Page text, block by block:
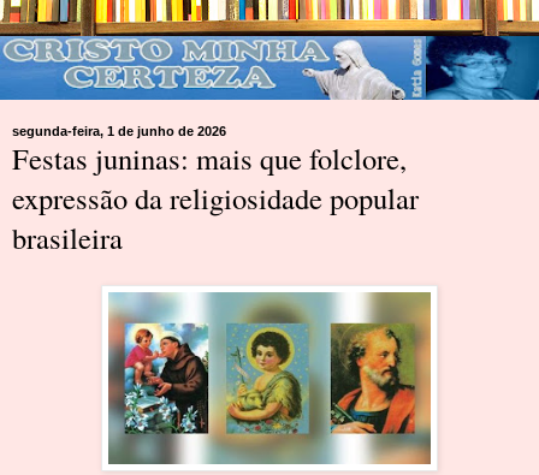
segunda-feira, 1 de junho de 2026
Festas juninas: mais que folclore,
expressão da religiosidade popular
brasileira